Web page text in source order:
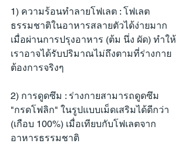
1) ความร้อนทำลายโฟเลต : โฟเลต
ธรรมชาติในอาหารสลายตัวได้ง่ายมาก
เมื่อผ่านการปรุงอาหาร (ต้ม นึ่ง ผัด) ทำให้
เราอาจได้รับปริมาณไม่ถึงตามที่ร่างกาย
ต้องการจริงๆ
2) การดูดซึม : ร่างกายสามารถดูดซึม
"กรดโฟลิก" ในรูปแบบเม็ดเสริมได้ดีกว่า
(เกือบ 100%) เมื่อเทียบกับโฟเลตจาก
อาหารธรรมชาติ